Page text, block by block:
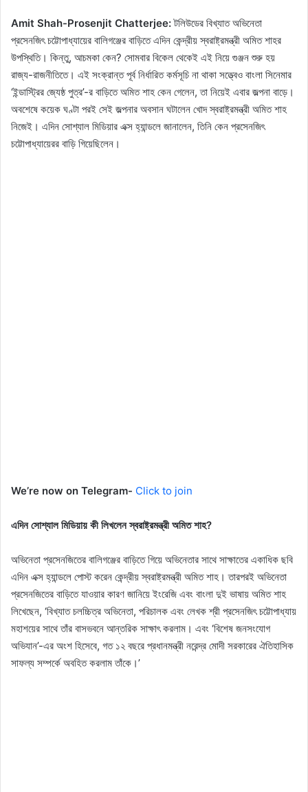
Amit Shah-Prosenjit Chatterjee:টলিউডের বিখ্যাত অভিনেতা
প্রসেনজিৎ চট্টোপাধ্যায়ের বালিগঞ্জের বাড়িতে এদিন কেন্দ্রীয় স্বরাষ্ট্রমন্ত্রী অমিত শাহর
উপস্থিতি। কিন্তু, আচমকা কেন? সোমবার বিকেল থেকেই এই নিয়ে গুঞ্জন শুরু হয়
রাজ্য-রাজনীতিতে। এই সংক্রান্ত পূর্ব নির্ধারিত কর্মসূচি না থাকা সত্ত্বেও বাংলা সিনেমার
‘ইন্ডাস্ট্রির জ্যেষ্ঠ পুত্র’-র বাড়িতে অমিত শাহ কেন গেলেন, তা নিয়েই এবার জল্পনা বাড়ে।
অবশেষে কয়েক ঘণ্টা পরই সেই জল্পনার অবসান ঘটালেন খোদ স্বরাষ্ট্রমন্ত্রী অমিত শাহ
নিজেই। এদিন সোশ্যাল মিডিয়ার এক্স হ্যান্ডলে জানালেন, তিনি কেন প্রসেনজিৎ
চট্টোপাধ্যায়েরর বাড়ি গিয়েছিলেন।
We’re now on Telegram- Click to join
এদিন সোশ্যাল মিডিয়ায় কী লিখলেন স্বরাষ্ট্রমন্ত্রী অমিত শাহ?
অভিনেতা প্রসেনজিতের বালিগঞ্জের বাড়িতে গিয়ে অভিনেতার সাথে সাক্ষাতের একাধিক ছবি
এদিন এক্স হ্যান্ডলে পোস্ট করেন কেন্দ্রীয় স্বরাষ্ট্রমন্ত্রী অমিত শাহ। তারপরই অভিনেতা
প্রসেনজিতের বাড়িতে যাওয়ার কারণ জানিয়ে ইংরেজি এবং বাংলা দুই ভাষায় অমিত শাহ
লিখেছেন, ‘বিখ্যাত চলচ্চিত্র অভিনেতা, পরিচালক এবং লেখক শ্রী প্রসেনজিৎ চট্টোপাধ্যায়
মহাশয়ের সাথে তাঁর বাসভবনে আন্তরিক সাক্ষাৎ করলাম। এবং ‘বিশেষ জনসংযোগ
অভিযান’-এর অংশ হিসেবে, গত ১২ বছরে প্রধানমন্ত্রী নরেন্দ্র মোদী সরকারের ঐতিহাসিক
সাফল্য সম্পর্কে অবহিত করলাম তাঁকে।’